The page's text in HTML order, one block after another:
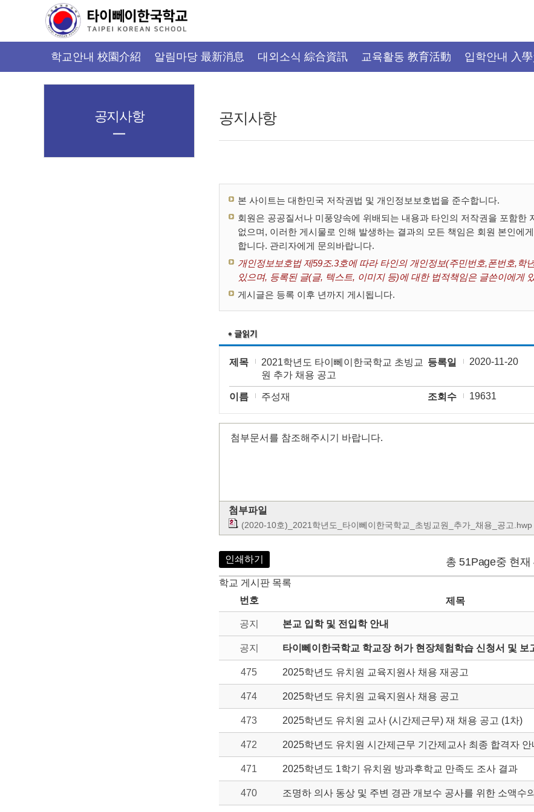
학교안내 校園介紹 알림마당 最新消息 대외소식 綜合資訊 교육활동 教育活動 입학안내 入
공지사항
본 사이트는 대한민국 저작권법 및 개인정보보호법을 준수합니다.
회원은 공공질서나 미풍양속에 위배되는 내용과 타인의 저작권을 포함한
없으며, 이러한 게시물로 인해 발생하는 결과의 모든 책임은 회원 본인에
합니다. 관리자에게 문의바랍니다.
개인정보보호법 제59조.3호에 따라 타인의 개인정보(주민번호,폰번호,학
있으며, 등록된 글(글, 텍스트, 이미지 등)에 대한 법적책임은 글쓴이에게
게시글은 등록 이후 년까지 게시됩니다.
제목
2021학년도 타이뻬이한국학교 초빙교
원 추가 채용 공고
등록일 2020-11-20
이름 주성재 조회수 19631
첨부문서를 참조해주시기 바랍니다.
첨부파일
(2020-10호)_2021학년도_타이뻬이한국학교_초빙교원_추가_채용_공고.hwp
인쇄하기 총 51Page중 현재
학교 게시판 목록
번호
제목
공지 본교 입학 및 전입학 안내
공지 타이뻬이한국학교 학교장 허가 현장체험학습 신청서 및 보
475 2025학년도 유치원 교육지원사 채용 재공고
474 2025학년도 유치원 교육지원사 채용 공고
473 2025학년도 유치원 교사 (시간제근무) 재 채용 공고 (1차)
472 2025학년도 유치원 시간제근무 기간제교사 최종 합격자 안
471 2025학년도 1학기 유치원 방과후학교 만족도 조사 결과
470 조명하 의사 동상 및 주변 경관 개보수 공사를 위한 소액수
공지사항